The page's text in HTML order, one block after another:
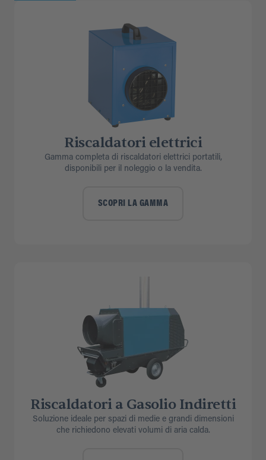
Riscaldatori elettrici
Gamma completa di riscaldatori elettrici portatili,
disponibili per il noleggio o la vendita.
SCOPRI LA GAMMA
Riscaldatori a Gasolio Indiretti
Soluzione ideale per spazi di medie e grandi dimensioni
che richiedono elevati volumi di aria calda.